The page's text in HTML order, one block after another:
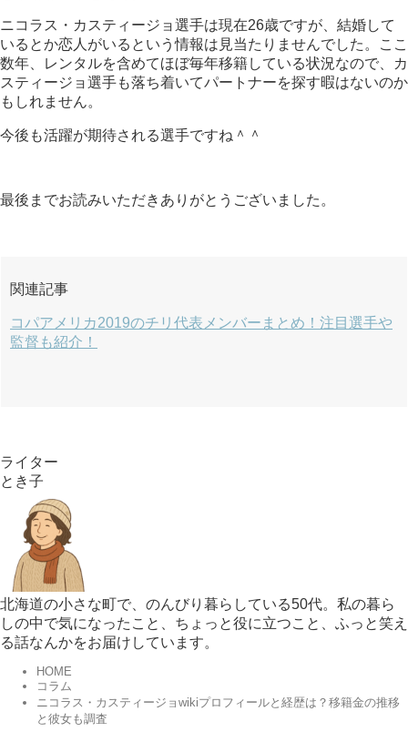
ニコラス・カスティージョ選手は現在26歳ですが、結婚して
いるとか恋人がいるという情報は見当たりませんでした。ここ
数年、レンタルを含めてほぼ毎年移籍している状況なので、カ
スティージョ選手も落ち着いてパートナーを探す暇はないのか
もしれません。
今後も活躍が期待される選手ですね＾＾
最後までお読みいただきありがとうございました。
関連記事
コパアメリカ2019のチリ代表メンバーまとめ！注目選手や
監督も紹介！
ライター
とき子
北海道の小さな町で、のんびり暮らしている50代。私の暮ら
しの中で気になったこと、ちょっと役に立つこと、ふっと笑え
る話なんかをお届けしています。
HOME
コラム
ニコラス・カスティージョwikiプロフィールと経歴は？移籍金の推移
と彼女も調査